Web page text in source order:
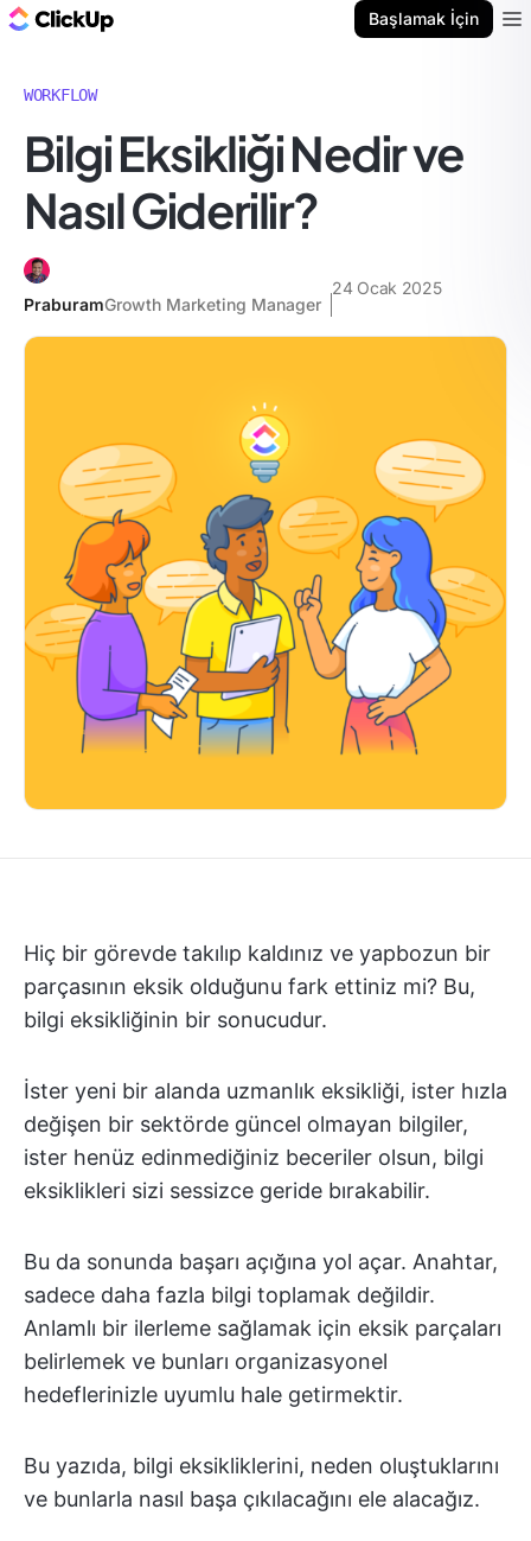
Başlamak İçin
WORKFLOW
Bilgi Eksikliği Nedir ve
Nasıl Giderilir?
PraburamGrowth Marketing Manager
24 Ocak 2025
Hiç bir görevde takılıp kaldınız ve yapbozun bir
parçasının eksik olduğunu fark ettiniz mi? Bu,
bilgi eksikliğinin bir sonucudur.
İster yeni bir alanda uzmanlık eksikliği, ister hızla
değişen bir sektörde güncel olmayan bilgiler,
ister henüz edinmediğiniz beceriler olsun, bilgi
eksiklikleri sizi sessizce geride bırakabilir.
Bu da sonunda başarı açığına yol açar. Anahtar,
sadece daha fazla bilgi toplamak değildir.
Anlamlı bir ilerleme sağlamak için eksik parçaları
belirlemek ve bunları organizasyonel
hedeflerinizle uyumlu hale getirmektir.
Bu yazıda, bilgi eksikliklerini, neden oluştuklarını
ve bunlarla nasıl başa çıkılacağını ele alacağız.